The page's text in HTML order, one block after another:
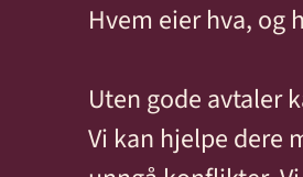
Hvem eier hva, og
Uten gode avtaler
Vi kan hjelpe dere
Arbeidsrett